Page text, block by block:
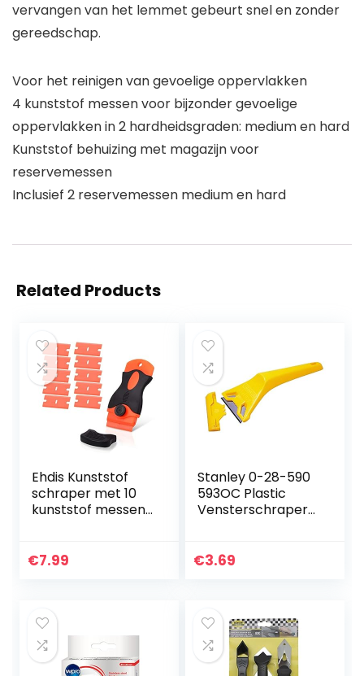
vervangen van het lemmet gebeurt snel en zonder
gereedschap.
Voor het reinigen van gevoelige oppervlakken
4 kunststof messen voor bijzonder gevoelige
oppervlakken in 2 hardheidsgraden: medium en hard
Kunststof behuizing met magazijn voor
reservemessen
Inclusief 2 reservemessen medium en hard
Related Products
Ehdis Kunststof
schraper met 10
kunststof messen,
voor het
etikettenoplosser
€7.99
Stanley 0-28-590
593OC Plastic
Vensterschraper
€3.69